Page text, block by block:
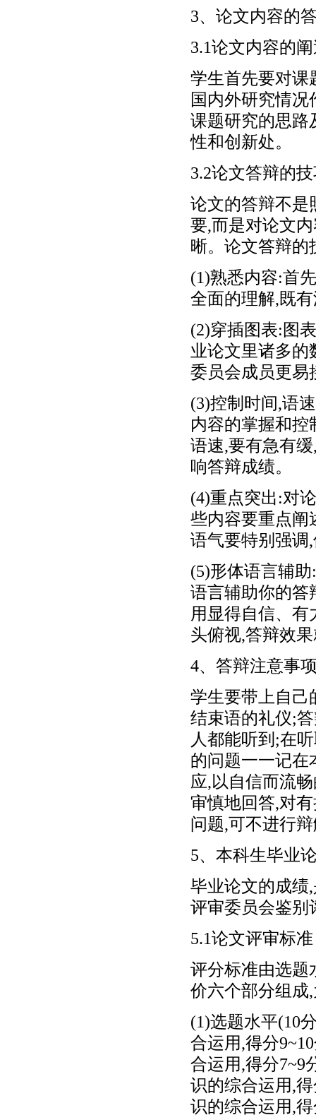
3、论文内容的
3.1论文内容的
学生首先要对课
国内外研究情
课题研究的思路
性和创新处。
3.2论文答辩的
论文的答辩不是
要,而是对论文
晰。论文答辩的
(1)熟悉内容:首
全面的理解,既
(2)穿插图表:图
业论文里诸多的
委员会成员更易
(3)控制时间,语
内容的掌握和控
语速,要有急有
响答辩成绩。
(4)重点突出:对
些内容要重点阐
语气要特别强调
(5)形体语言辅
语言辅助你的答
用显得自信、
头俯视,答辩效
4、答辩注意事
学生要带上自己
结束语的礼仪;
人都能听到;在
的问题一一记在
应,以自信而流
审慎地回答,对
问题,可不进行
5、本科生毕业
毕业论文的成绩
评审委员会鉴别
5.1论文评审标准
评分标准由选题
价六个部分组成
(1)选题水平(10
合运用,得分
合运用,得分7~9
识的综合运用,
识的综合运用,